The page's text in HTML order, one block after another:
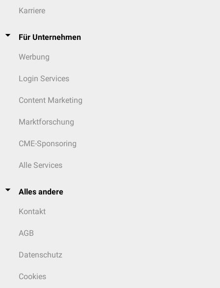
Karriere
Für Unternehmen
Werbung
Login Services
Content Marketing
Marktforschung
CME-Sponsoring
Alle Services
Alles andere
Kontakt
AGB
Datenschutz
Cookies